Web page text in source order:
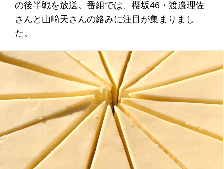
の後半戦を放送。番組では、櫻坂46・渡邉理佐
さんと山﨑天さんの絡みに注目が集まりまし
た。